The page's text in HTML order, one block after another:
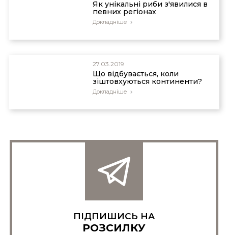
Як унікальні риби з'явилися в
певних регіонах
Докладніше
27.03.2019
Що відбувається, коли
зіштовхуються континенти?
Докладніше
ПІДПИШИСЬ НА
РОЗСИЛКУ